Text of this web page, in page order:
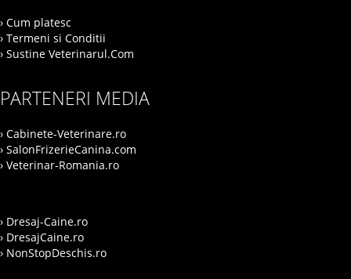
› Cum platesc
› Termeni si Conditii
› Sustine Veterinarul.Com
PARTENERI MEDIA
› Cabinete-Veterinare.ro
› SalonFrizerieCanina.com
› Veterinar-Romania.ro
› Dresaj-Caine.ro
› DresajCaine.ro
› NonStopDeschis.ro